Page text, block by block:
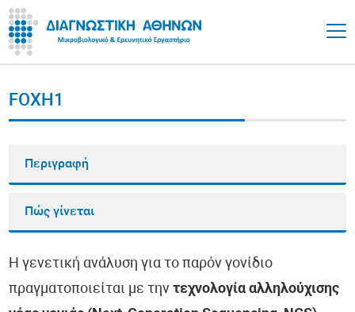
FOXH1
Περιγραφή
Πώς γίνεται
Η γενετική ανάλυση για το παρόν γονίδιο
πραγματοποιείται με τηντεχνολογία αλληλούχισης